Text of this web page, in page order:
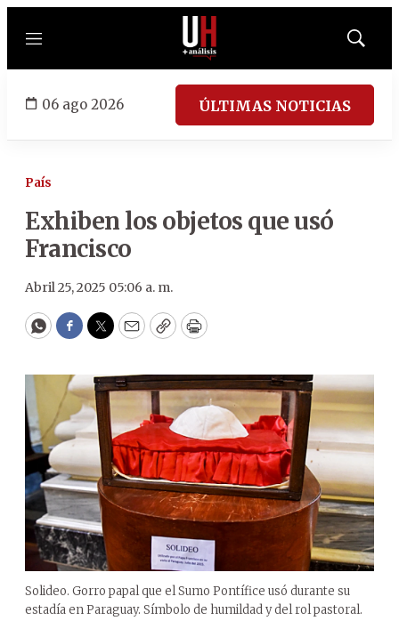
Menú
Mostrar
06 ago 2026 ÚLTIMAS NOTICIAS
País
Exhiben los objetos que usó
Francisco
Abril 25, 2025 05:06 a. m.
WhatsApp
Facebook
Twitter
EmailCopyPrint
Solideo. Gorro papal que el Sumo Pontífice usó durante su
estadía en Paraguay. Símbolo de humildad y del rol pastoral.